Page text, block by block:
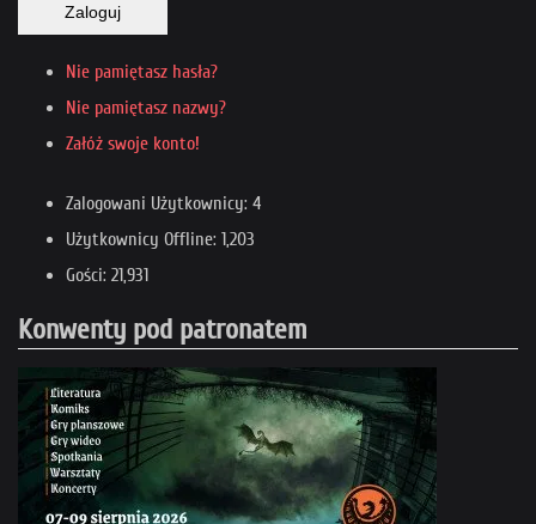
Zaloguj
Nie pamiętasz hasła?
Nie pamiętasz nazwy?
Załóż swoje konto!
Zalogowani Użytkownicy: 4
Użytkownicy Offline: 1,203
Gości: 21,931
Konwenty pod patronatem